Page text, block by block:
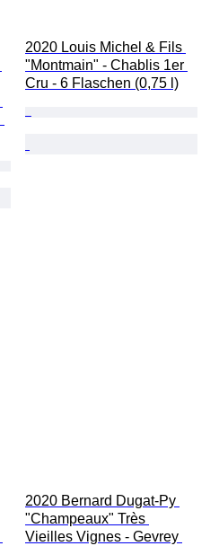
2020 Louis Michel & Fils
"Montmain" - Chablis 1er
Cru - 6 Flaschen (0,75 l)
2020 Bernard Dugat-Py
"Champeaux" Très
Vieilles Vignes - Gevrey